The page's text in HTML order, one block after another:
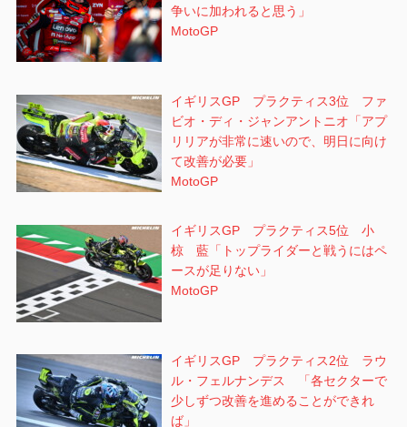
争いに加われると思う」
MotoGP
イギリスGP プラクティス3位 ファ
ビオ・ディ・ジャンアントニオ「アプ
リリアが非常に速いので、明日に向け
て改善が必要」
MotoGP
イギリスGP プラクティス5位 小
椋 藍「トップライダーと戦うにはペ
ースが足りない」
MotoGP
イギリスGP プラクティス2位 ラウ
ル・フェルナンデス 「各セクターで
少しずつ改善を進めることができれ
ば」